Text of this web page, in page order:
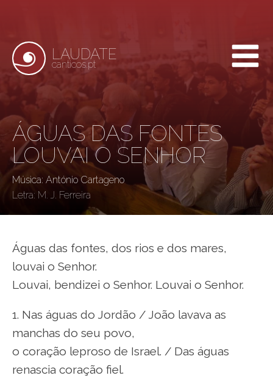
LAUDATE
canticos.pt
ÁGUAS DAS FONTES
LOUVAI O SENHOR
Música: António Cartageno
Letra: M. J. Ferreira
Águas das fontes, dos rios e dos mares,
louvai o Senhor.
Louvai, bendizei o Senhor. Louvai o Senhor.
1. Nas águas do Jordão / João lavava as
manchas do seu povo,
o coração leproso de Israel. / Das águas
renascia coração fiel.